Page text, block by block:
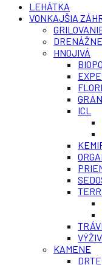
LEHÁTKA
VONKAJŠIA
HNOJIVÁ
ICL
KAMENE
DRTE